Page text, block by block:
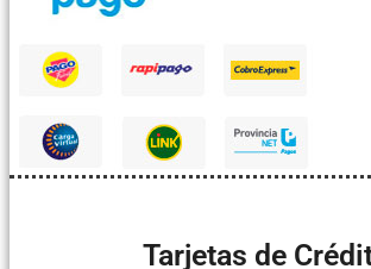
Tarjetas de